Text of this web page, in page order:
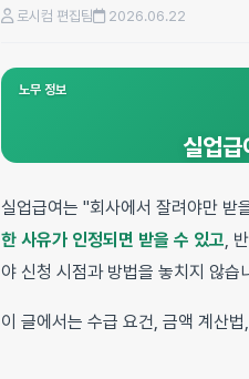
로시컴 편집팀 2026.06.22
노무 정보
실업
실업급여는 "회사에서 잘려야만 받
한 사유가 인정되면 받을 수 있고,
야 신청 시점과 방법을 놓치지 않습
이 글에서는 수급 요건, 금액 계산